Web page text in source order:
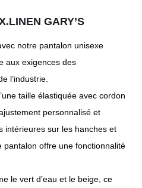
GARY’S
notre pantalon unisexe
aux exigences des
l’industrie.
taille élastiquée avec cordon
personnalisé et
intérieures sur les hanches et
offre une fonctionnalité
le vert d’eau et le beige, ce